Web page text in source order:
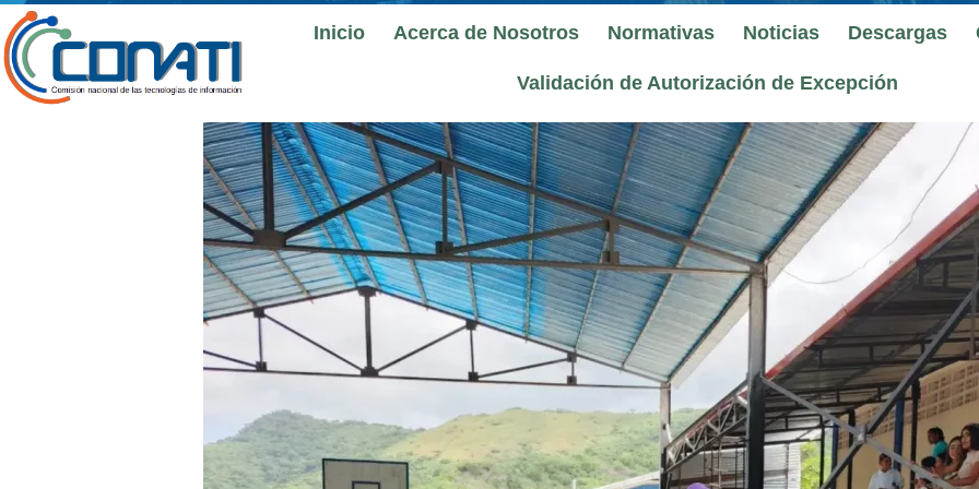
Inicio Acerca de Nosotros Normativas Noticias Descargas
Validación de Autorización de Excepción